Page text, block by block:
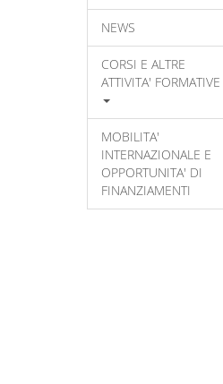
NEWS
CORSI E ALTRE
ATTIVITA' FORMATIVE
MOBILITA'
INTERNAZIONALE E
OPPORTUNITA' DI
FINANZIAMENTI